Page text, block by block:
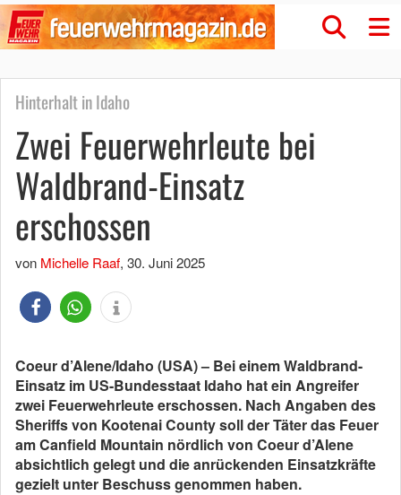
Hinterhalt in Idaho
Zwei Feuerwehrleute bei
Waldbrand-Einsatz
erschossen
von Michelle Raaf, 30. Juni 2025
Coeur d’Alene/Idaho (USA) – Bei einem Waldbrand-
Einsatz im US-Bundesstaat Idaho hat ein Angreifer
zwei Feuerwehrleute erschossen. Nach Angaben des
Sheriffs von Kootenai County soll der Täter das Feuer
am Canfield Mountain nördlich von Coeur d’Alene
absichtlich gelegt und die anrückenden Einsatzkräfte
gezielt unter Beschuss genommen haben.